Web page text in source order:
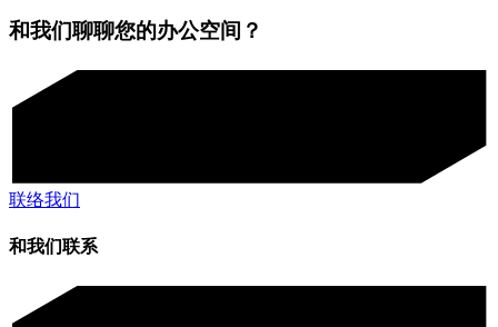
和我们聊聊您的办公空间？
联络我们
和我们联系